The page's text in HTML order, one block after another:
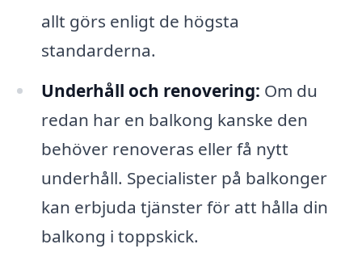
allt görs enligt de högsta
standarderna.
Underhåll och renovering: Om du
redan har en balkong kanske den
behöver renoveras eller få nytt
underhåll. Specialister på balkonger
kan erbjuda tjänster för att hålla din
balkong i toppskick.